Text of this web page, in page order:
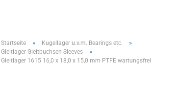
Startseite » Kugellager u.v.m. Bearings etc. »
Gleitlager Gleitbuchsen Sleeves »
Gleitlager 1615 16,0 x 18,0 x 15,0 mm PTFE wartungsfrei